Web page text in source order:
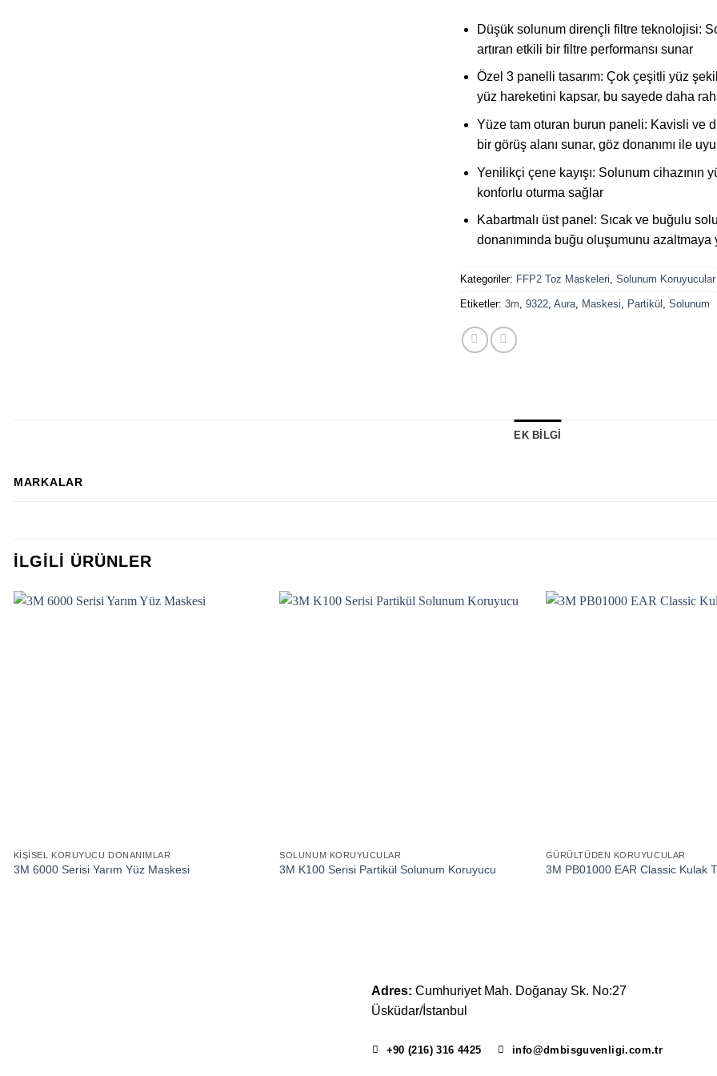
Düşük solunum dirençli filtre teknolojisi:
artıran etkili bir filtre performansı sunar
Özel 3 panelli tasarım: Çok çeşitli yüz
yüz hareketini kapsar, bu sayede daha
Yüze tam oturan burun paneli: Kavisli ve
bir görüş alanı sunar, göz donanımı ile
Yenilikçi çene kayışı: Solunum cihazının
konforlu oturma sağlar
Kabartmalı üst panel: Sıcak ve buğulu
donanımında buğu oluşumunu azaltmaya
Kategoriler: FFP2 Toz Maskeleri ,Solunum Koruyucular
Etiketler:3m ,9322 ,Aura Maskesi Partikül ,Solunum
EK BILGI
MARKALAR
İLGILI ÜRÜNLER
KIŞISEL KORUYUCU DONANIMLAR
3M 6000 Serisi Yarım Yüz Maskesi
SOLUNUM KORUYUCULAR
3M K100 Serisi Partikül Solunum Koruyucu
GÜRÜLTÜDEN KORUYUCULAR
3M PB01000 EAR Classic Kulak
Adres: Cumhuriyet Mah. Doğanay Sk. No:27
Üsküdar/İstanbul
+90 (216) 316 4425 info@dmbisguvenligi.com.tr